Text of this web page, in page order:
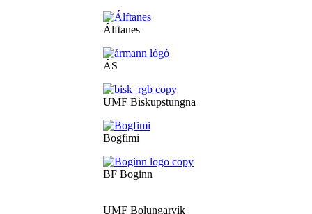
Álftanes
ÁS
UMF Biskupstungna
Bogfimi
BF Boginn
UMF Bolungarvík